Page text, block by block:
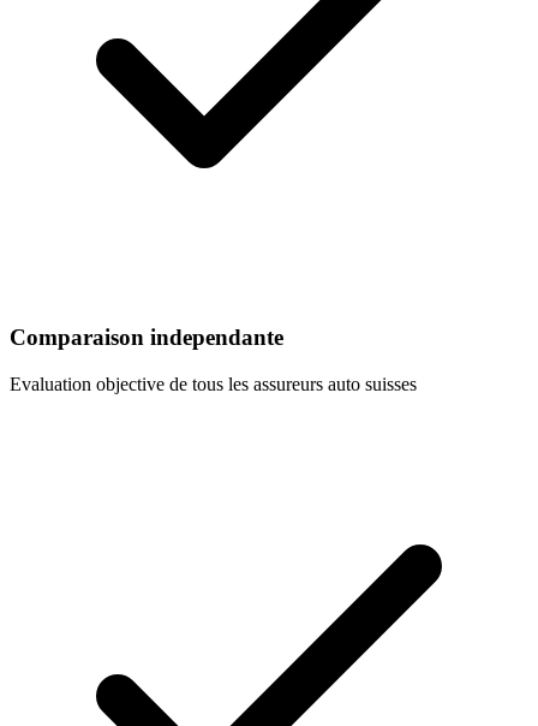
Comparaison independante
Evaluation objective de tous les assureurs auto suisses